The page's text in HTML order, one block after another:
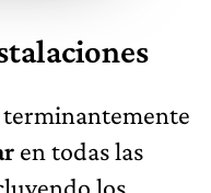
terminantemente
en todas las
los